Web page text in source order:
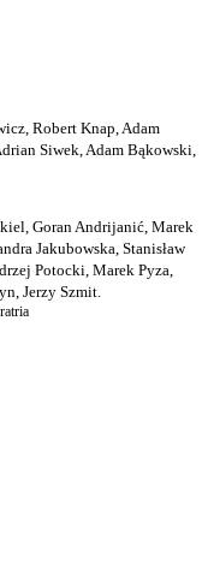
Robert Knap, Adam
Siwek, Adam Bąkowski,
Goran Andrijanić, Marek
Jakubowska, Stanisław
Potocki, Marek Pyza,
Jerzy Szmit.